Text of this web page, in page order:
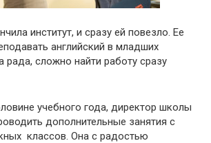
институт, и сразу ей повезло. Ее
английский в младших
рада, сложно найти работу сразу
учебного года, директор школы
дополнительные занятия с
классов. Она с радостью